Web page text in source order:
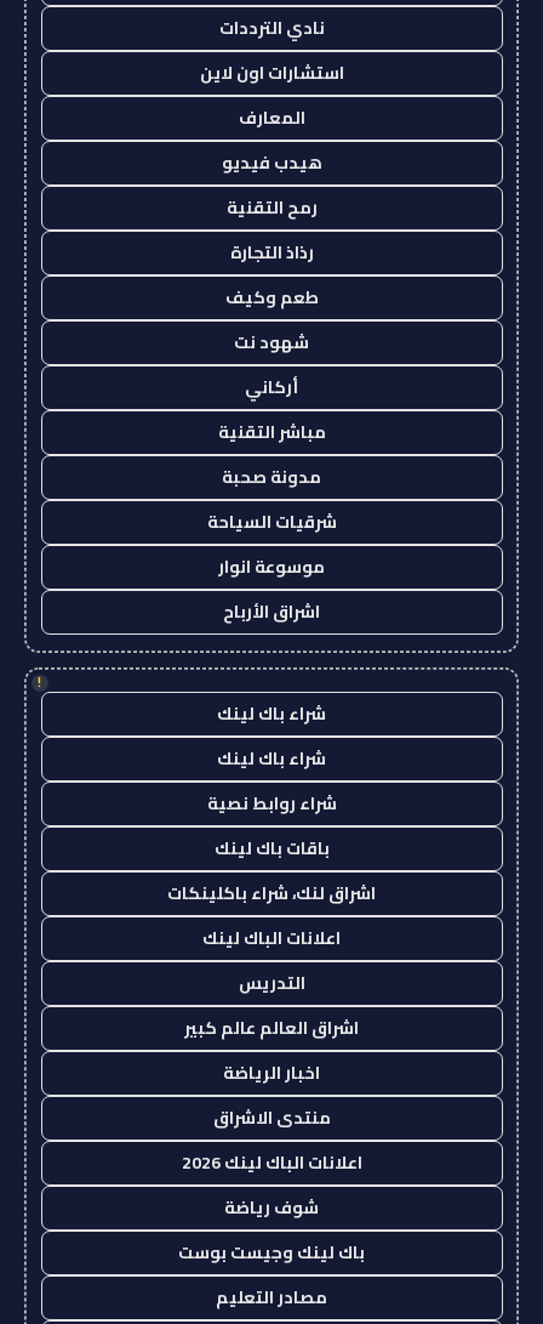
نادي الترددات
استشارات اون لاين
المعارف
هيدب فيديو
رمح التقنية
رذاذ التجارة
طعم وكيف
شهود نت
أركاني
مباشر التقنية
مدونة صحبة
شرقيات السياحة
موسوعة انوار
اشراق الأرباح
!
شراء باك لينك
شراء باك لينك
شراء روابط نصية
باقات باك لينك
اشراق لنك، شراء باكلينكات
اعلانات الباك لينك
التدريس
اشراق العالم عالم كبير
اخبار الرياضة
منتدى الاشراق
اعلانات الباك لينك 2026
شوف رياضة
باك لينك وجيست بوست
مصادر التعليم